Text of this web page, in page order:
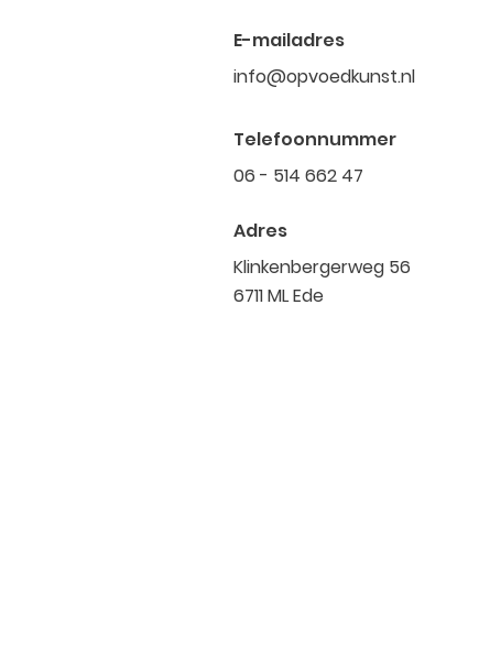
E-mailadres
info@opvoedkunst.nl
Telefoonnummer
06 - 514 662 47
Adres
Klinkenbergerweg 56
6711 ML Ede